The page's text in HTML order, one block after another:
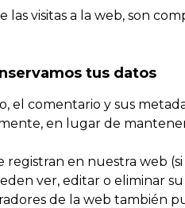
las visitas a la web, son
tus datos
el comentario y sus
en lugar de
registran en nuestra web
ver, editar o eliminar
de la web también